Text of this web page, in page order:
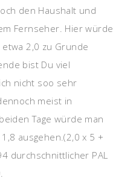
den Haushalt und
Fernseher. Hier würde
2,0 zu Grunde
bist Du viel
nicht soo sehr
meist in
Tage würde man
ausgehen.(2,0 x 5 +
durchschnittlicher PAL